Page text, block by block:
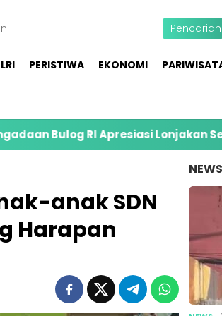
Pencarian
PERISTIWA EKONOMI
RI Apresiasi Lonjakan Serapan
anak SDN
Harapan
NEWS